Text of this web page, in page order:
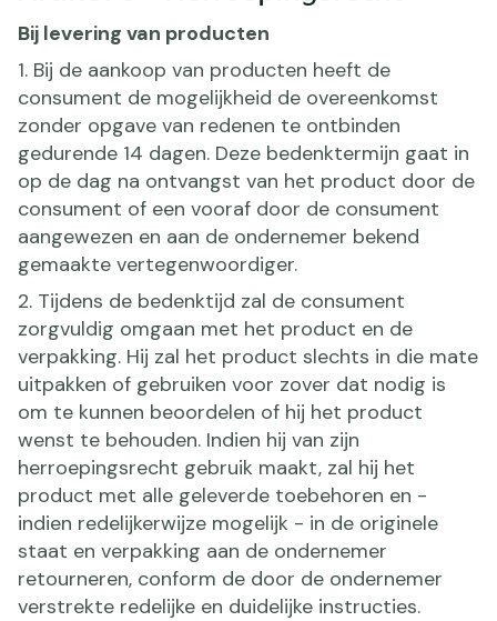
Bij levering van producten
1. Bij de aankoop van producten heeft de
consument de mogelijkheid de overeenkomst
zonder opgave van redenen te ontbinden
gedurende 14 dagen. Deze bedenktermijn gaat in
op de dag na ontvangst van het product door de
consument of een vooraf door de consument
aangewezen en aan de ondernemer bekend
gemaakte vertegenwoordiger.
2. Tijdens de bedenktijd zal de consument
zorgvuldig omgaan met het product en de
verpakking. Hij zal het product slechts in die mate
uitpakken of gebruiken voor zover dat nodig is
om te kunnen beoordelen of hij het product
wenst te behouden. Indien hij van zijn
herroepingsrecht gebruik maakt, zal hij het
product met alle geleverde toebehoren en -
indien redelijkerwijze mogelijk - in de originele
staat en verpakking aan de ondernemer
retourneren, conform de door de ondernemer
verstrekte redelijke en duidelijke instructies.